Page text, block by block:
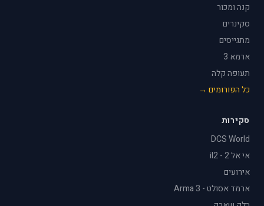
קנה ומכור
סקינרים
מתגייסים
ארמא 3
תעופה קלה
כל הפורומים →
סקירות
DCS World
אי אל 2 - il2
אירועים
ארמד אסולט - Arma 3